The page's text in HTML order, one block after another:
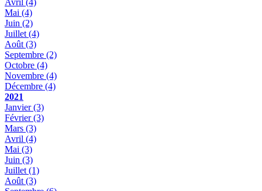
Mai (4)
Juin (2)
Juillet (4)
Août (3)
Septembre (2)
Octobre (4)
Novembre (4)
Décembre (4)
2021
Janvier(3)
Février(3)
Mars (3)
Avril (4)
Mai (3)
Juin (3)
Juillet (1)
Août (3)